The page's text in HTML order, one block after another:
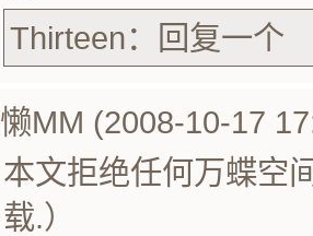
Thirteen：回复一个
懒MM (2008-10-17
本文拒绝任何万蝶空
载.）